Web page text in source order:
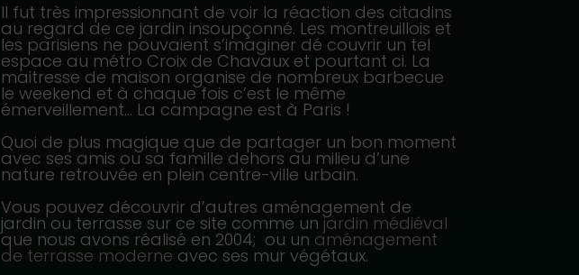
Il fut très impressionnant de voir la réaction des citadins
au regard de ce jardin insoupçonné. Les montreuillois et
les parisiens ne pouvaient s’imaginer dé couvrir un tel
espace au métro Croix de Chavaux et pourtant ci. La
maitresse de maison organise de nombreux barbecue
le weekend et à chaque fois c’est le même
émerveillement… La campagne est à Paris !
Quoi de plus magique que de partager un bon moment
avec ses amis ou sa famille dehors au milieu d’une
nature retrouvée en plein centre-ville urbain.
Vous pouvez découvrir d’autres aménagement de
jardin ou terrasse sur ce site comme un jardin médiéval
que nous avons réalisé en 2004; ou un aménagement
de terrasse moderne avec ses mur végétaux.